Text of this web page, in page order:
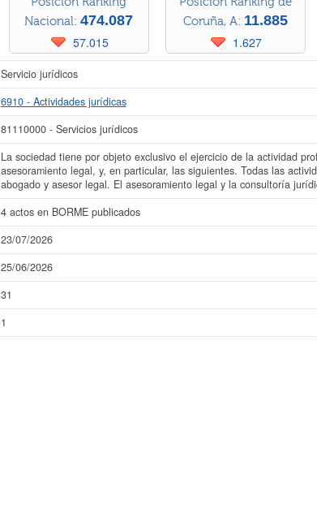
Nacional: 474.087
57.015
Coruña, A: 11.885
1.627
Servicio jurídicos
6910 - Actividades jurídicas
81110000 - Servicios jurídicos
La sociedad tiene por objeto exclusivo el ejercicio de la actividad
asesoramiento legal, y, en particular, las siguientes. Todas las
abogado y asesor legal. El asesoramiento legal y la consultoría
4 actos en BORME publicados
23/07/2026
25/06/2026
31
1